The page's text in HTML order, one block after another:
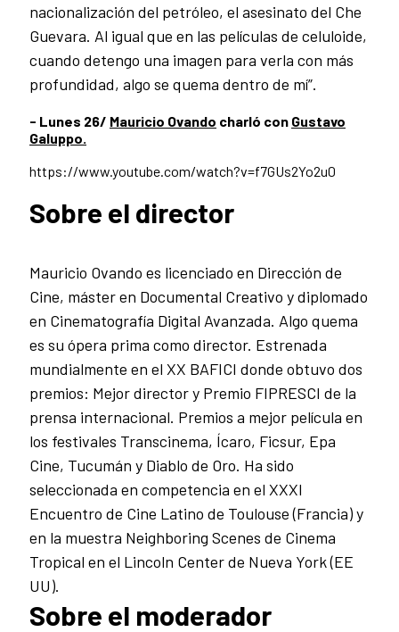
nacionalización del petróleo, el asesinato del Che
Guevara. Al igual que en las películas de celuloide,
cuando detengo una imagen para verla con más
profundidad, algo se quema dentro de mí”.
- Lunes 26/ Mauricio Ovando charló con Gustavo
Galuppo.
https://www.youtube.com/watch?v=f7GUs2Yo2u0
Sobre el director
Mauricio Ovando es licenciado en Dirección de
Cine, máster en Documental Creativo y diplomado
en Cinematografía Digital Avanzada. Algo quema
es su ópera prima como director. Estrenada
mundialmente en el XX BAFICI donde obtuvo dos
premios: Mejor director y Premio FIPRESCI de la
prensa internacional. Premios a mejor película en
los festivales Transcinema, Ícaro, Ficsur, Epa
Cine, Tucumán y Diablo de Oro. Ha sido
seleccionada en competencia en el XXXI
Encuentro de Cine Latino de Toulouse (Francia) y
en la muestra Neighboring Scenes de Cinema
Tropical en el Lincoln Center de Nueva York (EE
UU).
Sobre el moderador